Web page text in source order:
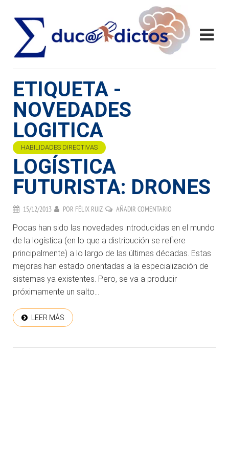
ETIQUETA -
NOVEDADES
LOGITICA
HABILIDADES DIRECTIVAS
LOGÍSTICA
FUTURISTA: DRONES
15/12/2013 POR FÉLIX RUIZ AÑADIR COMENTARIO
Pocas han sido las novedades introducidas en el mundo
de la logística (en lo que a distribución se refiere
principalmente) a lo largo de las últimas décadas. Estas
mejoras han estado orientadas a la especialización de
sistemas ya existentes. Pero, se va a producir
próximamente un salto...
LEER MÁS